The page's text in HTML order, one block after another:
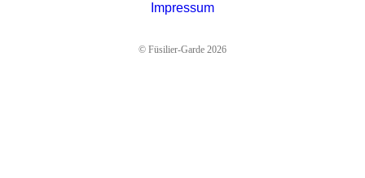
Impressum
© Füsilier-Garde 2026